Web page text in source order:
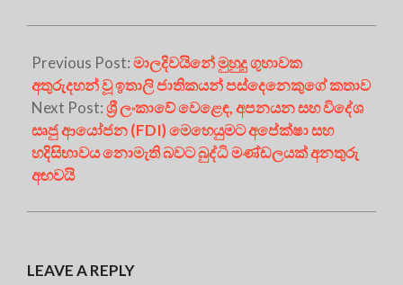
Previous Post:මාලදිවයිනේ මුහුදු ගුහාවක
අතුරුදහන් වූ ඉතාලි ජාතිකයන් පස්දෙනෙකුගේ කතාව
Next Post:ශ්‍රී ලංකාවේ වෙළෙඳ, අපනයන සහ විදේශ
සෘජු ආයෝජන (FDI) මෙහෙයුමට අපේක්ෂා සහ
හදිසිභාවය නොමැති බවට බුද්ධි මණ්ඩලයක් අනතුරු
අඟවයි
LEAVE A REPLY